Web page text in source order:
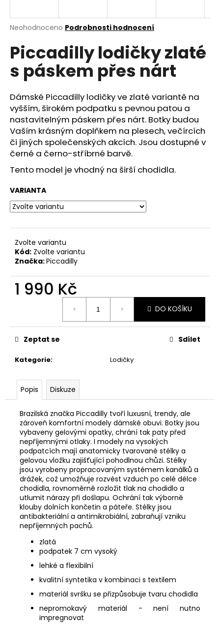
Průměrné
produktu
je
z
hvězdiček.
Neohodnoceno Podrobnosti hodnocení
Piccadilly lodičky zlaté
s páskem přes nárt
Dámské Piccadilly lodičky ve zlaté variantě na
vyšším, širokém podpatku s pevnou patou a
nastavitelným páskem přes nárt. Botky budou
Vaším krásným doplňkem na plesech, večírcích
či jiných společenských akcích. Jsou dostupné v
černé a černo-stříbrné barvě.
Tento model je vhodný na širší chodidla.
VARIANTA
Zvolte variantu
Kód: Zvolte variantu
Značka:Piccadilly
1 990 Kč
DO KOŠÍKU
Kategorie: Lodičky
Zeptat se Sdílet
Popis Diskuze
Brazilská značka Piccadilly tvoří luxusní, trendy, ale
zároveň komfortní modely dámské obuvi. Botky jsou
vybaveny gelovými opatky, chrání tak paty před
nepříjemnými otlaky. I modely na vysokých
podpatcích mají anatomicky tvarované stélky a
gelovou vložku zajišťující pohodlnou chůzi. Stélky
jsou vyrobeny propracovaným systémem kanálků a
drážek, což umožňuje rozvést vzduch po celé délce
chodidla, rovnoměrně rozložit tlak na chodidlo a
utlumit nárazy při došlapu. Ochrání tak výborně
klouby dolních končetin a páteře. Stélky jsou
antibakteriální a antimikrobiální, zabraňují vzniku
nepříjemných pachů.
zlatá
podpatek 7 cm vysoký
lehké a flexibilní
kvalitní syntetika v kombinaci s textilem
materiál svršku se přizpůsobuje tvaru chodidla
nepromokavý materiál - není nutno
impregnovat
j
t
?
HLEDAT
D
o
o
r
u
u
e
m
e
SOFTSTEP
979033-
TMAVĚ
ŠEDÉ
990